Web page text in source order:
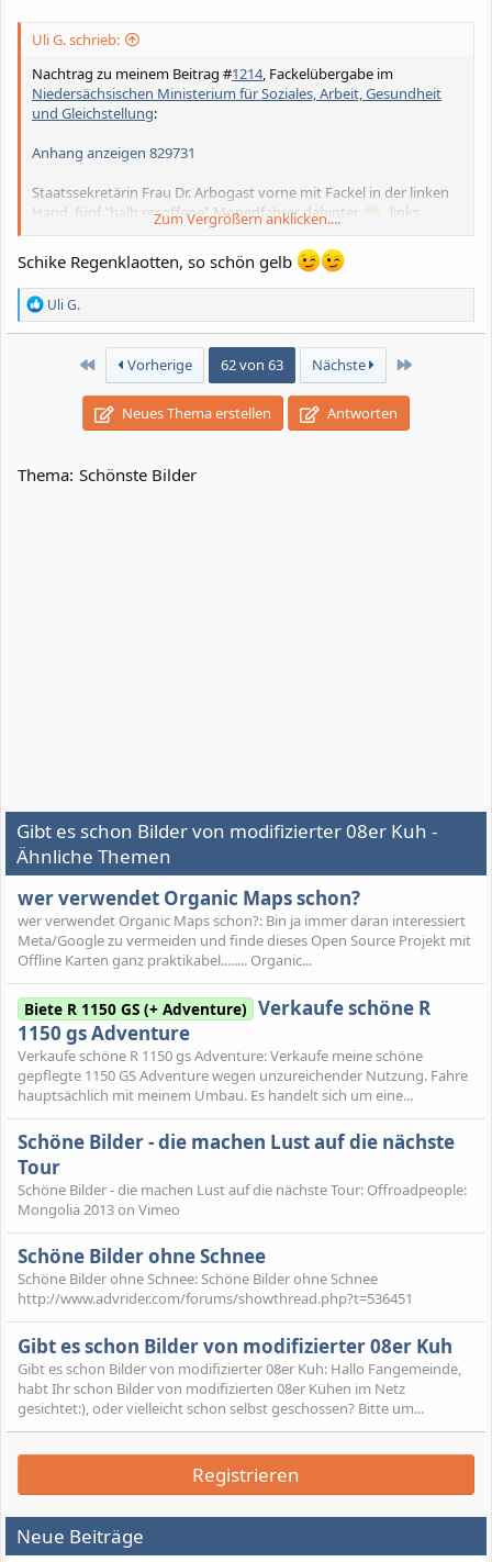
Uli G. schrieb:
Nachtrag zu meinem Beitrag #1214, Fackelübergabe im
Niedersächsischen Ministerium für Soziales, Arbeit, Gesundheit
und Gleichstellung:
Anhang anzeigen 829731
Staatssekretärin Frau Dr. Arbogast vorne mit Fackel in der linken
Hand, fünf "halb ersoffene" Mopedfahrer dahinter
, links
außen und neben Frau Arbogast Verantwortliche der
Veranstaltung.
Uli
Zum Vergrößern anklicken....
Schike Regenklaotten, so schön gelb
R
e
a
:
Uli G.
Erste Vorherige 62 von 63 Nächste Letzte
Neues Thema erstellen Antworten
Thema: Schönste Bilder
Gibt es schon Bilder von modifizierter 08er Kuh -
Ähnliche Themen
wer verwendet Organic Maps schon?
wer verwendet Organic Maps schon?: Bin ja immer daran interessiert
Meta/Google zu vermeiden und finde dieses Open Source Projekt mit
Offline Karten ganz praktikabel........ Organic...
Biete R 1150 GS (+ Adventure) Verkaufe schöne R
1150 gs Adventure
Verkaufe schöne R 1150 gs Adventure: Verkaufe meine schöne
gepflegte 1150 GS Adventure wegen unzureichender Nutzung. Fahre
hauptsächlich mit meinem Umbau. Es handelt sich um eine...
Schöne Bilder - die machen Lust auf die nächste
Tour
Schöne Bilder - die machen Lust auf die nächste Tour: Offroadpeople:
Mongolia 2013 on Vimeo
Schöne Bilder ohne Schnee
Schöne Bilder ohne Schnee: Schöne Bilder ohne Schnee
http://www.advrider.com/forums/showthread.php?t=536451
Gibt es schon Bilder von modifizierter 08er Kuh
Gibt es schon Bilder von modifizierter 08er Kuh: Hallo Fangemeinde,
habt Ihr schon Bilder von modifizierten 08er Kühen im Netz
gesichtet:), oder vielleicht schon selbst geschossen? Bitte um...
Registrieren
Neue Beiträge